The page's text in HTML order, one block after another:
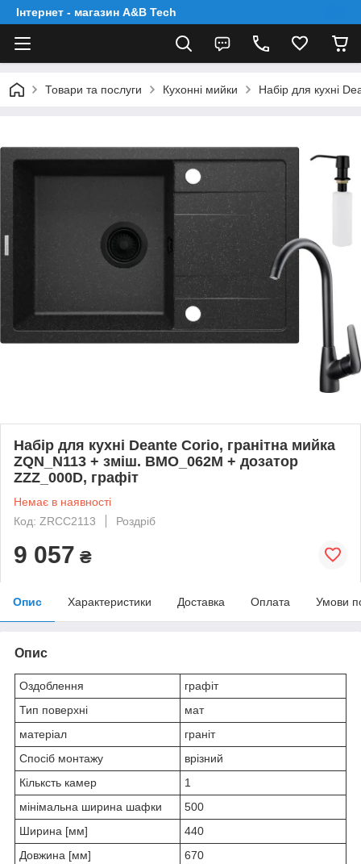
Інтернет - магазин A&B Tech
Товари та послуги Кухонні мийки Набір для кухні
Набір для кухні Deante Corio, гранітна мийка
ZQN_N113 + зміш. BMO_062M + дозатор
ZZZ_000D, графіт
Немає в наявності
Код: ZRCC2113
Роздріб
9 057 ₴
Опис Характеристики Доставка Оплата Умови
Опис
Оздоблення
графіт
Тип поверхні
мат
матеріал
граніт
Спосіб монтажу
врізний
Кільксть камер
1
мінімальна ширина шафки
500
Ширина [мм]
440
Довжина [мм]
670